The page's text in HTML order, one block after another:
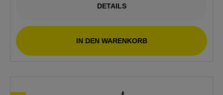
DETAILS
IN DEN WARENKORB